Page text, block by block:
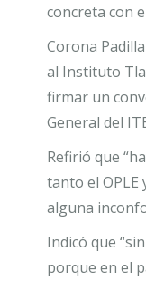
concreta con
Corona
al Instituto
firmar un
General del
Refirió que
tanto el OPLE
alguna
Indicó que
porque en el